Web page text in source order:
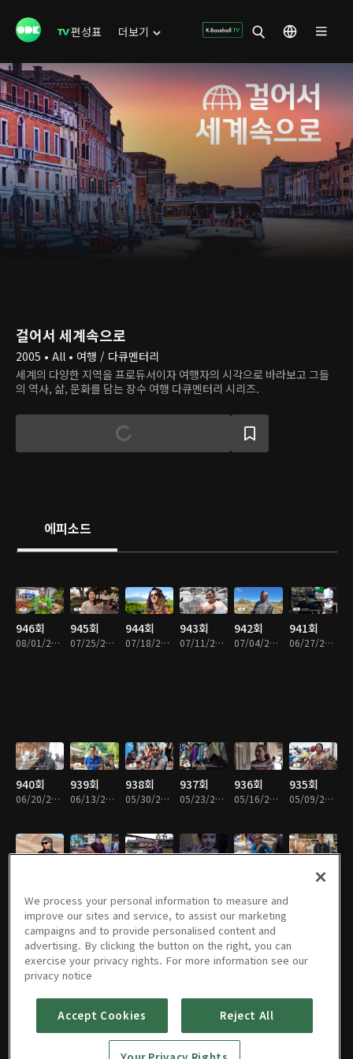
편성표 더보기
걸어서 세계속으로
2005 • All • 여행 / 다큐멘터리
세계의 다양한 지역을 프로듀서이자 여행자의 시각으로 바라보고 그들
의 역사, 삶, 문화를 담는 장수 여행 다큐멘터리 시리즈.
에피소드
946회
08/01/2026 • 49분
945회
07/25/2026 • 49분
944회
07/18/2026 • 49분
943회
07/11/2026 • 49분
942회
07/04/2026 • 49분
941회
06/27/2026 • 48분
940회
06/20/2026 • 49분
939회
06/13/2026 • 49분
938회
05/30/2026 • 48분
937회
05/23/2026 • 49분
936회
05/16/2026 • 49분
935회
05/09/2026 • 49분
929회
928회
03/07/2026 • 49분
927회 926회 925회 924회 923회
We process your personal information to measure and
improve our sites and service, to assist our marketing
campaigns and to provide personalised content and
advertising. By clicking the button on the right, you can
exercise your privacy rights. For more information see our
privacy notice
Accept Cookies Reject All